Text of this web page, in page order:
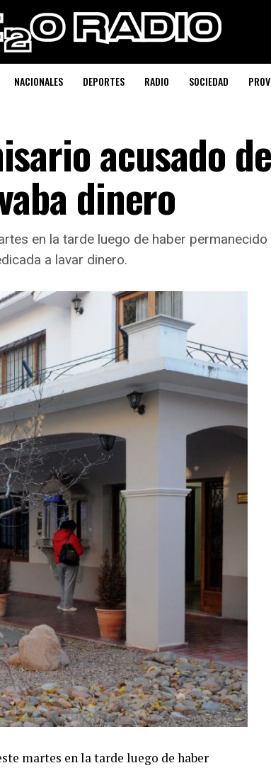
NACIONALES DEPORTES RADIO SOCIEDAD
acusado de
dinero
en la tarde luego de haber
a lavar dinero.
martes en la tarde luego de haber